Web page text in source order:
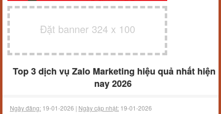
Đặt banner 324 x 100
Top 3 dịch vụ Zalo Marketing hiệu quả nhất hiện
nay 2026
Ngày đăng: 19-01-2026 | Ngày cập nhật: 19-01-2026